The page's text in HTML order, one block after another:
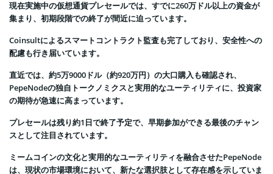
現在実施中の仮想通貨プレセールでは、すでに260万ドル以上の資金が
集まり、初期段階での終了が間近に迫っています。
Coinsultによるスマートコントラクト監査も完了しており、安全性への
配慮も行き届いています。
直近では、約5万9000ドル（約920万円）の大口購入も確認され、
PepeNodeの独自トークノミクスと実用的なユーティリティに、投資家
の期待が急速に高まっています。
プレセールは残り約1日で終了予定で、早期参加ができる最後のチャン
スとして注目されています。
ミームコインの文化と実用的なユーティリティを融合させたPepeNode
は、現状の市場環境において、新たな選択肢として存在感を示していま